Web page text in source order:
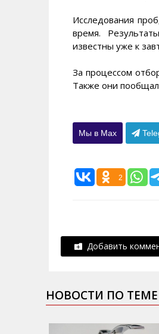
Исследования
время.
известны уже к
За процессом
Также они
Мы в Max
2
Добавить
НОВОСТИ ПО ТЕМЕ